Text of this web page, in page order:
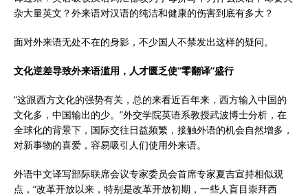
杂大量英文？外来语对汉语的纯洁和健康的伤害到底有多大？
面对外来语无处不在的身影，不少国人不禁发出这样的疑问。
文化逆差导致外来语滥用，人才匮乏使“零翻译”盛行
“这跟西方文化的强势有关，总的来看近百年来，西方输入中国的
文化多，中国输出的少。”外交学院英语系教授武波博士分析，在
全球化的背景下，国际交往日益频繁，接触外语的机会自然增多，
对新事物的喜爱，容易吸引人们使用外来语。
外语中文译写部际联席会议专家委员会首席专家夏吉宣持相似观
点，“改革开放以来，特别是改革开放初期，一些人盲目崇拜西